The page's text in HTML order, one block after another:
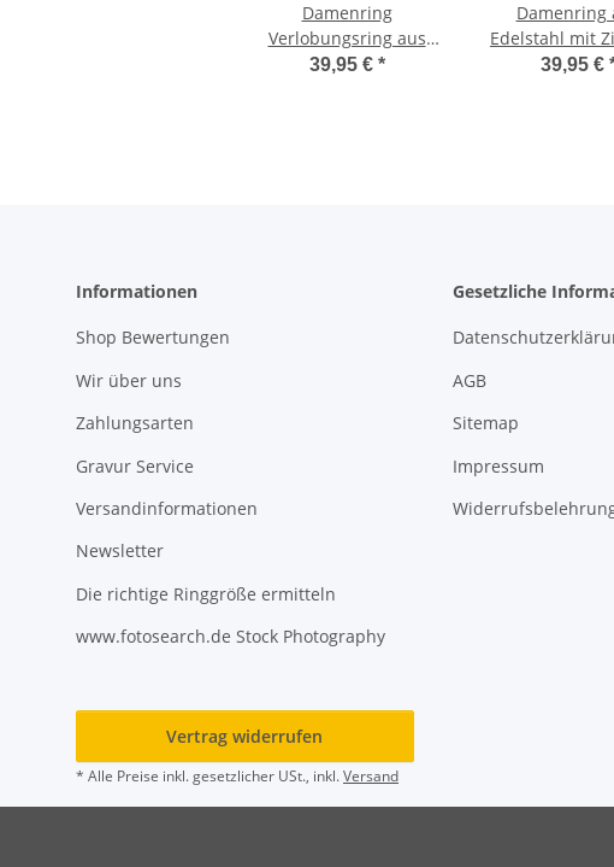
Damenring
Verlobungsring aus
Edelstahl mit Zirkonia
39,95 € *
Damenring
Edelstahl mit
und Gravur
39,95 €
Informationen
Shop Bewertungen
Wir über uns
Zahlungsarten
Gravur Service
Versandinformationen
Newsletter
Die richtige Ringgröße ermitteln
www.fotosearch.de Stock Photography
Gesetzliche
AGB
Sitemap
Impressum
Vertrag widerrufen
* Alle Preise inkl. gesetzlicher USt., inkl.Versand